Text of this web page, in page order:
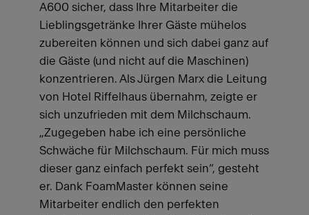
A600 sicher, dass Ihre Mitarbeiter die
Lieblingsgetränke Ihrer Gäste mühelos
zubereiten können und sich dabei ganz auf
die Gäste (und nicht auf die Maschinen)
konzentrieren. Als Jürgen Marx die Leitung
von Hotel Riffelhaus übernahm, zeigte er
sich unzufrieden mit dem Milchschaum.
„Zugegeben habe ich eine persönliche
Schwäche für Milchschaum. Für mich muss
dieser ganz einfach perfekt sein“, gesteht
er. Dank FoamMaster können seine
Mitarbeiter endlich den perfekten